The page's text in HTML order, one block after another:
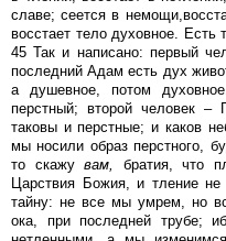
славе; сеется в
восстает тело духовное. Есть
45 Так и написано: первый
последний Адам есть дух
а душевное, потом
перстный; второй человек –
таковы и перстные; и каков
мы носили образ перстного,
то скажу вам,
братия, что
Царствия Божия, и тление
тайну: не все мы умрем, но
ока, при последней трубе;